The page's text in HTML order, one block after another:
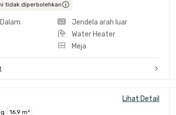
tidak diperbolehkan
Jendela arah luar
Water Heater
Meja
Lihat Detail
16.9 m²